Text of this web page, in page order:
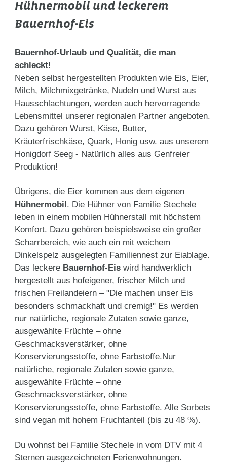
Hühnermobil und leckerem
Bauernhof-Eis
Bauernhof-Urlaub und Qualität, die man
schleckt!
Neben selbst hergestellten Produkten wie Eis, Eier,
Milch, Milchmixgetränke, Nudeln und Wurst aus
Hausschlachtungen, werden auch hervorragende
Lebensmittel unserer regionalen Partner angeboten.
Dazu gehören Wurst, Käse, Butter,
Kräuterfrischkäse, Quark, Honig usw. aus unserem
Honigdorf Seeg - Natürlich alles aus Genfreier
Produktion!
Übrigens, die Eier kommen aus dem eigenen
Hühnermobil. Die Hühner von Familie Stechele
leben in einem mobilen Hühnerstall mit höchstem
Komfort. Dazu gehören beispielsweise ein großer
Scharrbereich, wie auch ein mit weichem
Dinkelspelz ausgelegten Familiennest zur Eiablage.
Das leckere Bauernhof-Eis wird handwerklich
hergestellt aus hofeigener, frischer Milch und
frischen Freilandeiern – "Die machen unser Eis
besonders schmackhaft und cremig!" Es werden
nur natürliche, regionale Zutaten sowie ganze,
ausgewählte Früchte – ohne
Geschmacksverstärker, ohne
Konservierungsstoffe, ohne Farbstoffe.Nur
natürliche, regionale Zutaten sowie ganze,
ausgewählte Früchte – ohne
Geschmacksverstärker, ohne
Konservierungsstoffe, ohne Farbstoffe. Alle Sorbets
sind vegan mit hohem Fruchtanteil (bis zu 48 %).
Du wohnst bei Familie Stechele in vom DTV mit 4
Sternen ausgezeichneten Ferienwohnungen.